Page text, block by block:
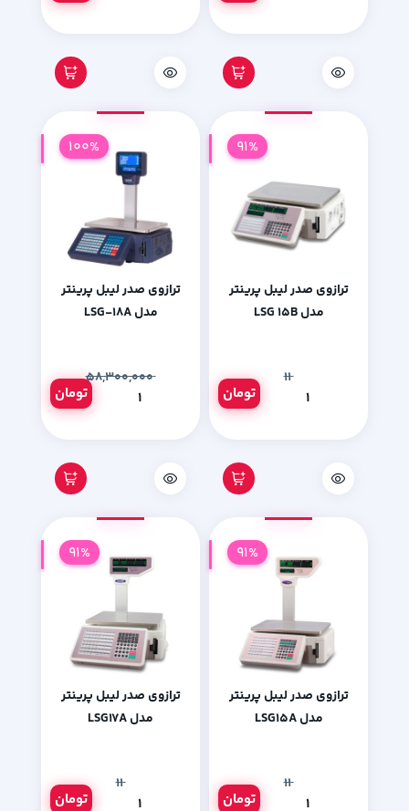
ترازوی صدر لیبل پرینتر
مدل LSG 15B
۱۱
تومان
91%
ترازوی صدر لیبل پرینتر
مدل LSG-18A
۵۸,۳۰۰,۰۰۰
تومان
100%
ترازوی صدر لیبل پرینتر
مدل LSG15A
۱۱
تومان
91%
ترازوی صدر لیبل پرینتر
مدل LSG17A
۱۱
تومان
91%